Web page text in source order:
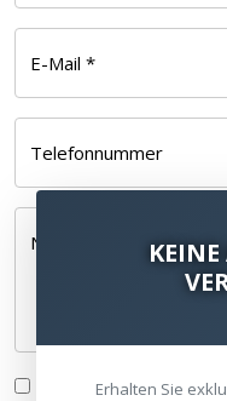
E-Mail *
Telefonnummer
Nachricht *
Ich habe dieErhalten Sie